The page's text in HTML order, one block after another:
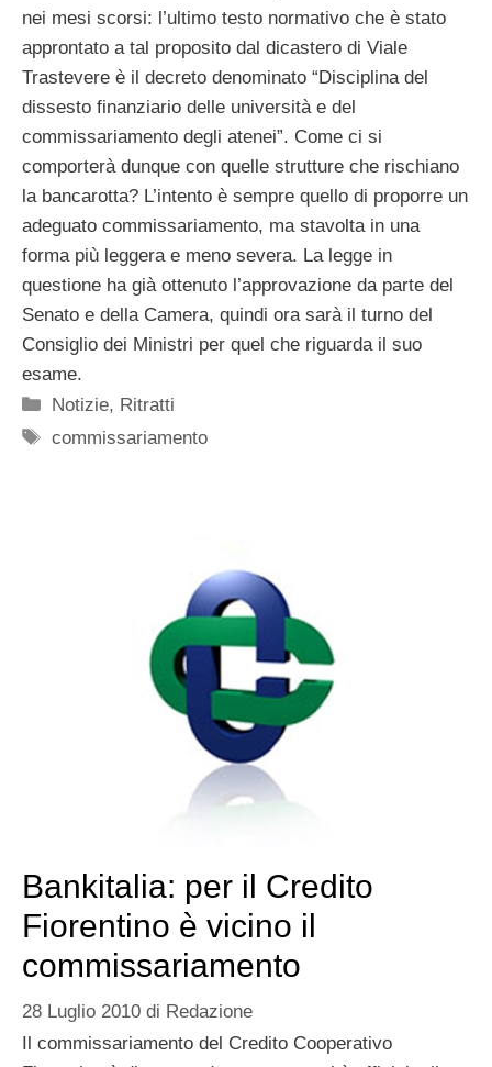
nei mesi scorsi: l’ultimo testo normativo che è stato
approntato a tal proposito dal dicastero di Viale
Trastevere è il decreto denominato “Disciplina del
dissesto finanziario delle università e del
commissariamento degli atenei”. Come ci si
comporterà dunque con quelle strutture che rischiano
la bancarotta? L’intento è sempre quello di proporre un
adeguato commissariamento, ma stavolta in una
forma più leggera e meno severa. La legge in
questione ha già ottenuto l’approvazione da parte del
Senato e della Camera, quindi ora sarà il turno del
Consiglio dei Ministri per quel che riguarda il suo
esame.
Categorie
Notizie, Ritratti
Tag
commissariamento
Bankitalia: per il Credito
Fiorentino è vicino il
commissariamento
28 Luglio 2010 di Redazione
Il commissariamento del Credito Cooperativo